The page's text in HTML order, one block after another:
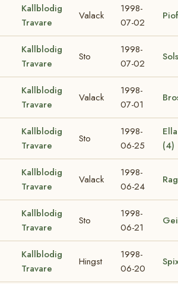
Kallblodig
Travare
Valack
1998-
07-02
Kallblodig
Travare
Sto
1998-
07-02
Kallblodig
Travare
Valack
1998-
07-01
Kallblodig
Travare
Sto
1998-
06-25
(4)
Kallblodig
Travare
Valack
1998-
06-24
Kallblodig
Travare
Sto
1998-
06-21
Kallblodig
Travare
Hingst
1998-
06-20